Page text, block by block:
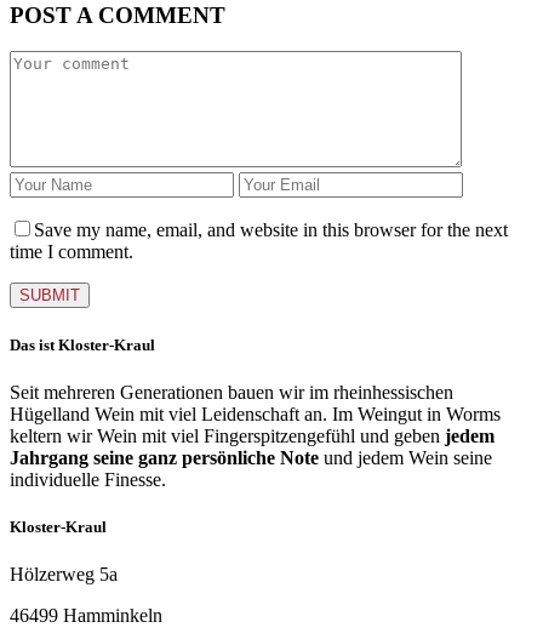
POST A COMMENT
Save my name, email, and website in this browser for the next
time I comment.
Das ist Kloster-Kraul
Seit mehreren Generationen bauen wir im rheinhessischen
Hügelland Wein mit viel Leidenschaft an. Im Weingut in Worms
keltern wir Wein mit viel Fingerspitzengefühl und geben jedem
Jahrgang seine ganz persönliche Note und jedem Wein seine
individuelle Finesse.
Kloster-Kraul
Hölzerweg 5a
46499 Hamminkeln